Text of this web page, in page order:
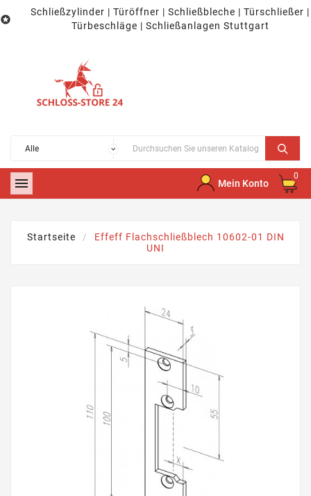

Schließzylinder | Türöffner | Schließbleche | Türschließer |
Türbeschläge | Schließanlagen Stuttgart
 Mein Konto
0
Startseite
Effeff Flachschließblech 10602-01 DIN
UNI